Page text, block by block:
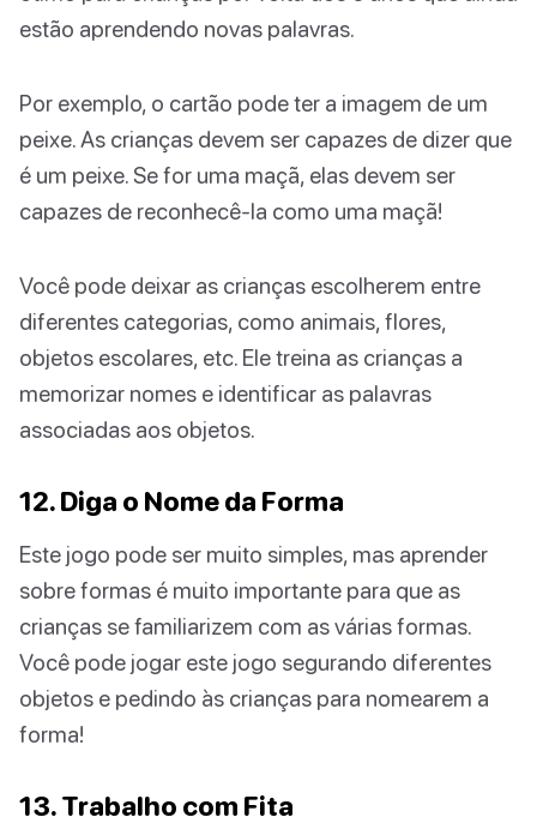
estão aprendendo novas palavras.
Por exemplo, o cartão pode ter a imagem de um
peixe. As crianças devem ser capazes de dizer que
é um peixe. Se for uma maçã, elas devem ser
capazes de reconhecê-la como uma maçã!
Você pode deixar as crianças escolherem entre
diferentes categorias, como animais, flores,
objetos escolares, etc. Ele treina as crianças a
memorizar nomes e identificar as palavras
associadas aos objetos.
12. Diga o Nome da Forma
Este jogo pode ser muito simples, mas aprender
sobre formas é muito importante para que as
crianças se familiarizem com as várias formas.
Você pode jogar este jogo segurando diferentes
objetos e pedindo às crianças para nomearem a
forma!
13. Trabalho com Fita